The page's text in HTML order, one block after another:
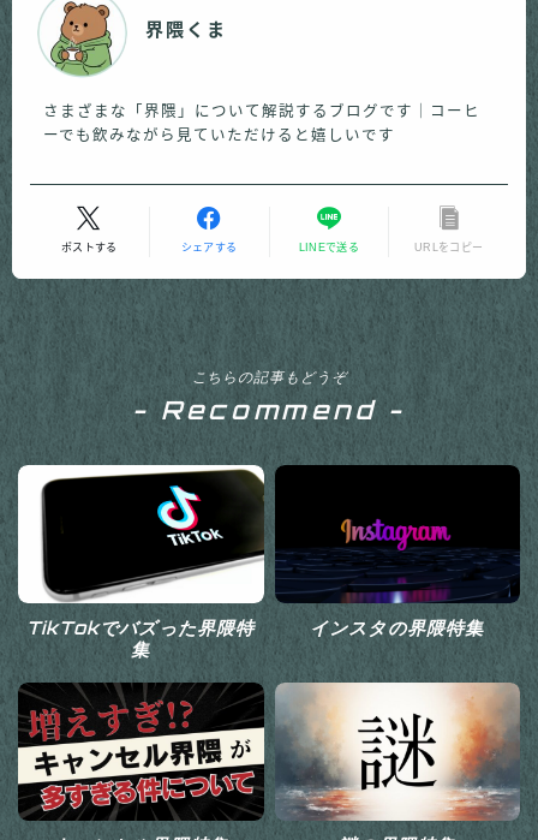
界隈くま
さまざまな「界隈」について解説するブログです｜コーヒ
ーでも飲みながら見ていただけると嬉しいです
ポストする シェアする LINEで送る URLをコピー
こちらの記事もどうぞ
- Recommend -
TikTokでバズった界隈特
集
インスタの界隈特集